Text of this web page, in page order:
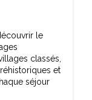
le
classés,
et
séjour